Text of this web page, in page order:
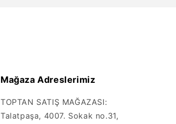
Mağaza Adreslerimiz
TOPTAN SATIŞ MAĞAZASI:
Talatpaşa, 4007. Sokak no.31,